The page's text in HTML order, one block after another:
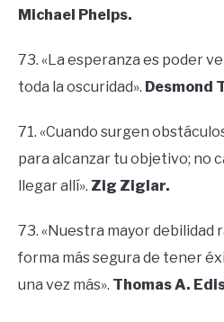
Michael Phelps.
73. «La esperanza es poder
toda la oscuridad». Desmond
71. «Cuando surgen
para alcanzar tu objetivo; no
llegar allí». Zig Ziglar.
73. «Nuestra mayor debilidad
forma más segura de tener
una vez más». Thomas A.